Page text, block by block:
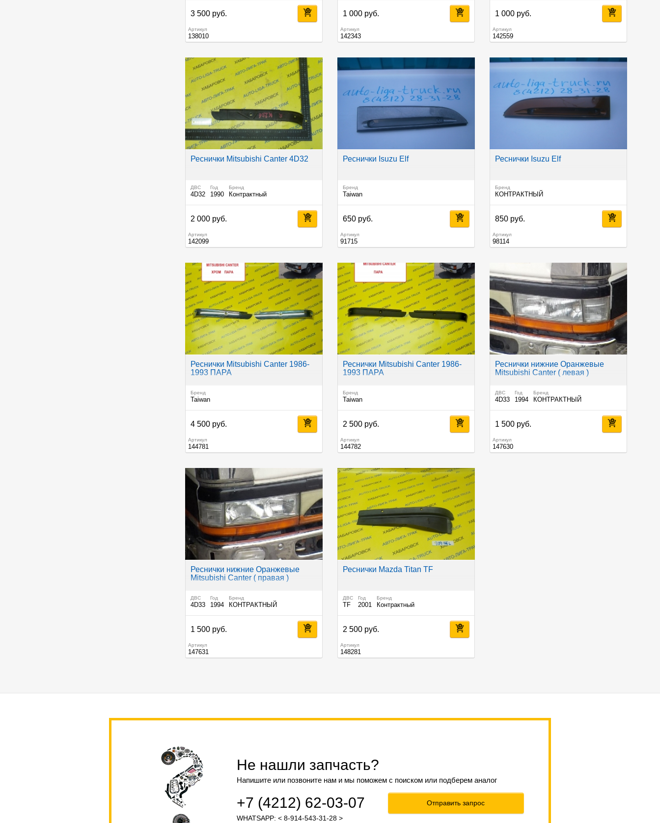
3 500 руб.
Артикул
138010
1 000 руб.
Артикул
142343
1 000 руб.
Артикул
142559
Реснички Mitsubishi Canter 4D32
ДВС
4D32
Год
1990
Бренд
Контрактный
2 000 руб.
Артикул
142099
Реснички Isuzu Elf
Бренд
Taiwan
650 руб.
Артикул
91715
Реснички Isuzu Elf
Бренд
КОНТРАКТНЫЙ
850 руб.
Артикул
98114
Реснички Mitsubishi Canter 1986-
1993 ПАРА
Бренд
Taiwan
4 500 руб.
Артикул
144781
Реснички Mitsubishi Canter 1986-
1993 ПАРА
Бренд
Taiwan
2 500 руб.
Артикул
144782
Реснички нижние Оранжевые
Mitsubishi Canter ( левая )
ДВС
4D33
Год
1994
Бренд
КОНТРАКТНЫЙ
1 500 руб.
Артикул
147630
Реснички нижние Оранжевые
Mitsubishi Canter ( правая )
ДВС
4D33
Год
1994
Бренд
КОНТРАКТНЫЙ
1 500 руб.
Артикул
147631
Реснички Mazda Titan TF
ДВС
TF
Год
2001
Бренд
Контрактный
2 500 руб.
Артикул
148281
Не нашли запчасть?
Напишите или позвоните нам и мы поможем с поиском или подберем аналог
+7 (4212) 62-03-07
WHATSAPP: < 8-914-543-31-28 >
Отправить запрос